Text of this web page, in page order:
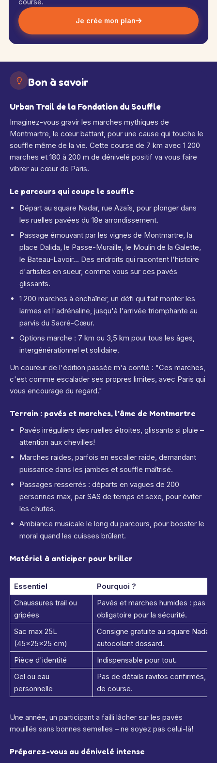
Je crée mon plan
Bon à savoir
Urban Trail de la Fondation du Souffle
Imaginez-vous gravir les marches mythiques de
Montmartre, le cœur battant, pour une cause qui touche le
souffle même de la vie. Cette course de 7 km avec 1 200
marches et 180 à 200 m de dénivelé positif va vous faire
vibrer au cœur de Paris.
Le parcours qui coupe le souffle
Départ au square Nadar, rue Azaïs, pour plonger dans
les ruelles pavées du 18e arrondissement.
Passage émouvant par les vignes de Montmartre, la
place Dalida, le Passe-Muraille, le Moulin de la Galette,
le Bateau-Lavoir... Des endroits qui racontent l'histoire
d'artistes en sueur, comme vous sur ces pavés
glissants.
1 200 marches à enchaîner, un défi qui fait monter les
larmes et l'adrénaline, jusqu'à l'arrivée triomphante au
parvis du Sacré-Cœur.
Options marche : 7 km ou 3,5 km pour tous les âges,
intergénérationnel et solidaire.
Un coureur de l'édition passée m'a confié : "Ces marches,
c'est comme escalader ses propres limites, avec Paris qui
vous encourage du regard."
Terrain : pavés et marches, l'âme de Montmartre
Pavés irréguliers des ruelles étroites, glissants si pluie –
attention aux chevilles!
Marches raides, parfois en escalier raide, demandant
puissance dans les jambes et souffle maîtrisé.
Passages resserrés : départs en vagues de 200
personnes max, par SAS de temps et sexe, pour éviter
les chutes.
Ambiance musicale le long du parcours, pour booster le
moral quand les cuisses brûlent.
Matériel à anticiper pour briller
Essentiel
Pourquoi ?
Chaussures trail ou
gripées
Pavés et marches humides : pas
obligatoire pour la sécurité.
Sac max 25L
(45x25x25 cm)
Consigne gratuite au square Nadar
autocollant dossard.
Pièce d'identité
Indispensable pour tout.
Gel ou eau
personnelle
Pas de détails ravitos confirmés,
de course.
Une année, un participant a failli lâcher sur les pavés
mouillés sans bonnes semelles – ne soyez pas celui-là!
Préparez-vous au dénivelé intense